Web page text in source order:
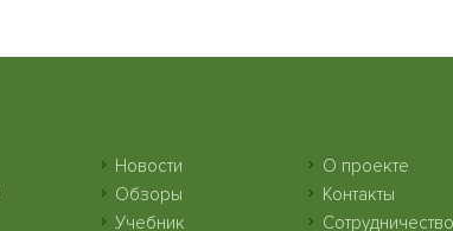
Новости
Обзоры
Учебник
О проекте
Контакты
Сотрудничество